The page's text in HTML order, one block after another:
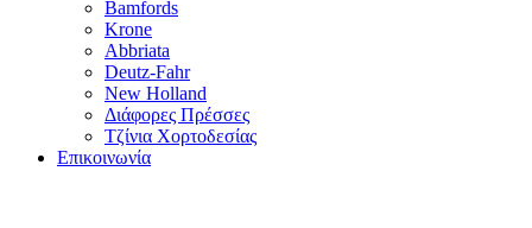
Bamfords
Krone
Abbriata
Deutz-Fahr
New Holland
Διάφορες Πρέσσες
Τζίνια Χορτοδεσίας
Επικοινωνία